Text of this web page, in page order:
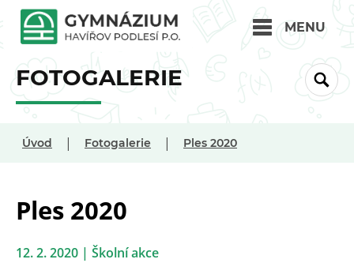
MENU
FOTOGALERIE
Úvod | Fotogalerie | Ples 2020
Ples 2020
12. 2. 2020 | Školní akce